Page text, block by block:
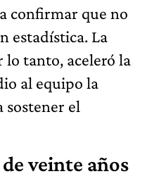
confirmar que no
estadística. La
tanto, aceleró la
al equipo la
sostener el
veinte años